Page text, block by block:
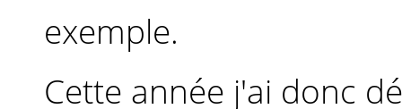
exemple.
Cette année j'ai donc